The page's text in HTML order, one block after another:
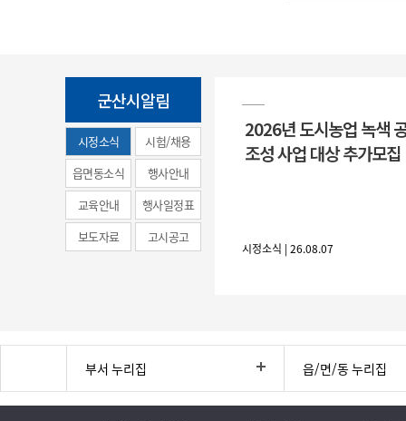
군산시알림
시정소식
(municipal
news)
2026년 도시농업 녹색
조성 사업 대상 추가모집
시정소식 | 26.08.07
시험/채용
읍면동소식
행사안내
교육안내
행사일정표
보도자료
고시공고
부서 누리집 읍/면/동 누리집